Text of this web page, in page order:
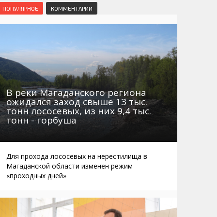
Маршруты. Улицы, остановки
Автобусы Магадан – Аэропорт
Таблица приливов отливов
Мошенники
Интернет
Браконьеры
ПОПУЛЯРНОЕ КОММЕНТАРИИ
В реки Магаданского региона
ожидался заход свыше 13 тыс.
тонн лососевых, из них 9,4 тыс.
тонн - горбуша
Для прохода лососевых на нерестилища в
Магаданской области изменен режим
«проходных дней»